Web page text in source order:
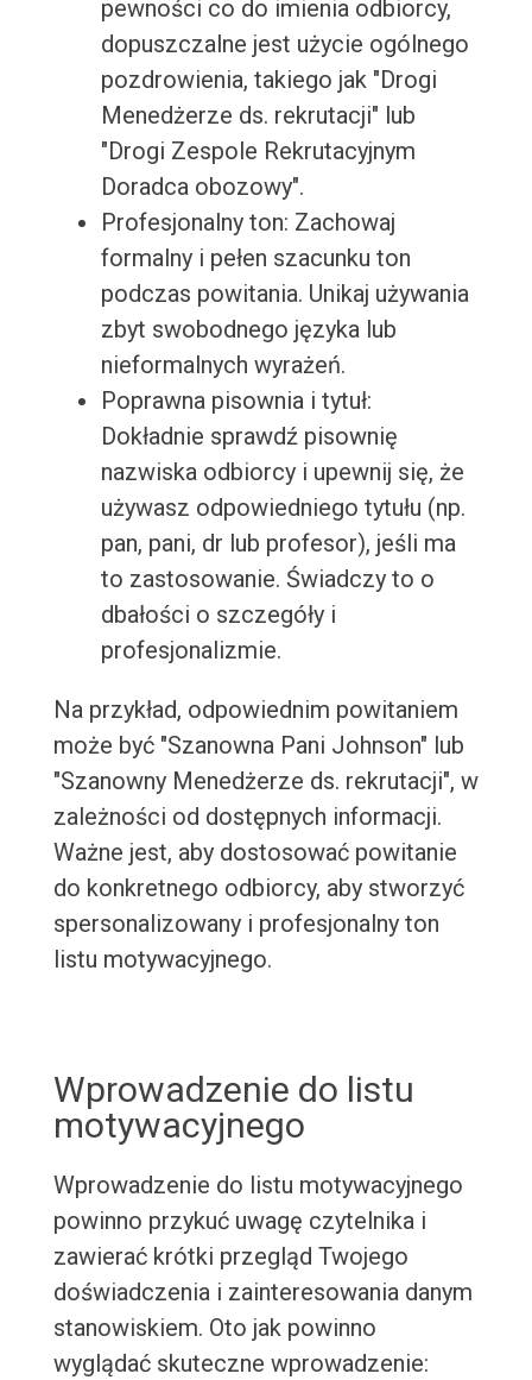
pewności co do imienia odbiorcy,
dopuszczalne jest użycie ogólnego
pozdrowienia, takiego jak "Drogi
Menedżerze ds. rekrutacji" lub
"Drogi Zespole Rekrutacyjnym
Doradca obozowy".
Profesjonalny ton: Zachowaj
formalny i pełen szacunku ton
podczas powitania. Unikaj używania
zbyt swobodnego języka lub
nieformalnych wyrażeń.
Poprawna pisownia i tytuł:
Dokładnie sprawdź pisownię
nazwiska odbiorcy i upewnij się, że
używasz odpowiedniego tytułu (np.
pan, pani, dr lub profesor), jeśli ma
to zastosowanie. Świadczy to o
dbałości o szczegóły i
profesjonalizmie.
Na przykład, odpowiednim powitaniem
może być "Szanowna Pani Johnson" lub
"Szanowny Menedżerze ds. rekrutacji", w
zależności od dostępnych informacji.
Ważne jest, aby dostosować powitanie
do konkretnego odbiorcy, aby stworzyć
spersonalizowany i profesjonalny ton
listu motywacyjnego.
Wprowadzenie do listu
motywacyjnego
Wprowadzenie do listu motywacyjnego
powinno przykuć uwagę czytelnika i
zawierać krótki przegląd Twojego
doświadczenia i zainteresowania danym
stanowiskiem. Oto jak powinno
wyglądać skuteczne wprowadzenie: